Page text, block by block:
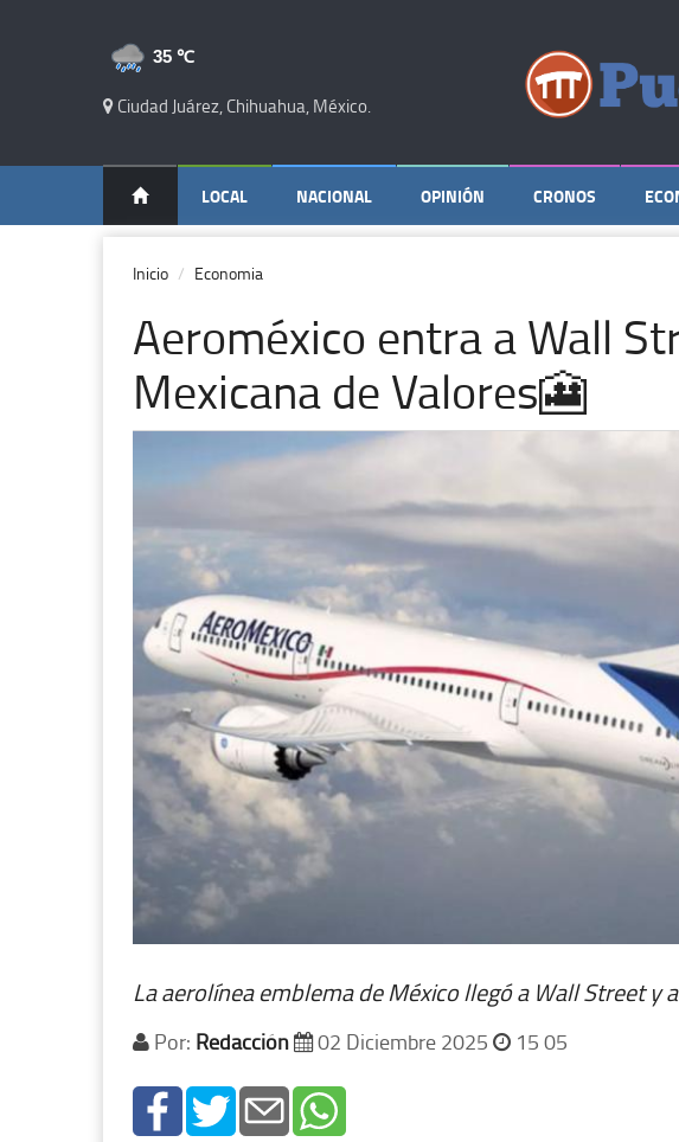
35 ℃
Ciudad Juárez, Chihuahua, México.
LOCAL NACIONAL OPINIÓN CRONOS
Inicio Economia
Aeroméxico entra a Wall
Mexicana de Valores🎦
La aerolínea emblema de México llegó a Wall Street y
Por: Redacción 02 Diciembre 2025 15 05